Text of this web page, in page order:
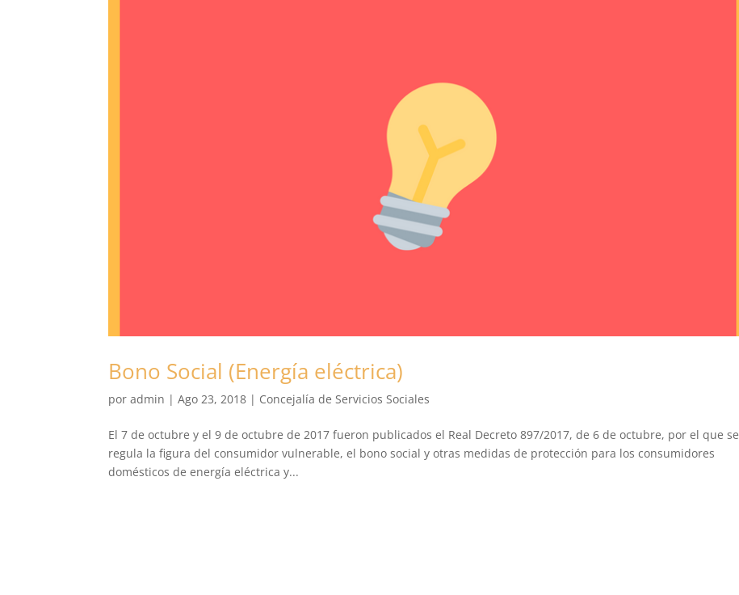
Bono Social (Energía eléctrica)
poradmin |Ago 23, 2018 | Concejalía de Servicios Sociales
El 7 de octubre y el 9 de octubre de 2017 fueron publicados el Real Decreto 897/2017, de 6 de octubre, por el que se
regula la figura del consumidor vulnerable, el bono social y otras medidas de protección para los consumidores
domésticos de energía eléctrica y...